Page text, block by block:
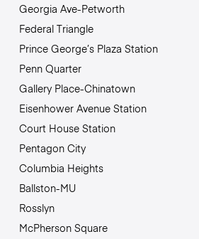
Georgia Ave-Petworth
Federal Triangle
Prince George’s Plaza Station
Penn Quarter
Gallery Place-Chinatown
Eisenhower Avenue Station
Court House Station
Pentagon City
Columbia Heights
Ballston-MU
Rosslyn
McPherson Square